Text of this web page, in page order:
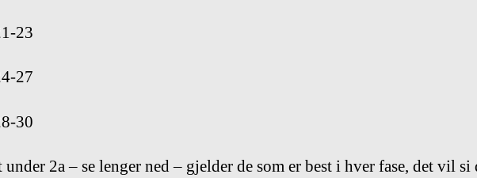
23
27
30
2a – se lenger ned – gjelder de som er best i hver fase, det vil si